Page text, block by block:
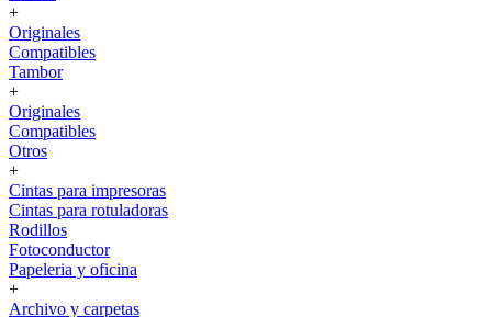
+
Originales
Compatibles
Tambor
+
Originales
Compatibles
Otros
+
Cintas para impresoras
Cintas para rotuladoras
Rodillos
Fotoconductor
Papeleria y oficina
+
Archivo y carpetas